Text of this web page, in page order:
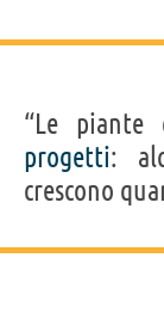
“Le
progetti:
crescono